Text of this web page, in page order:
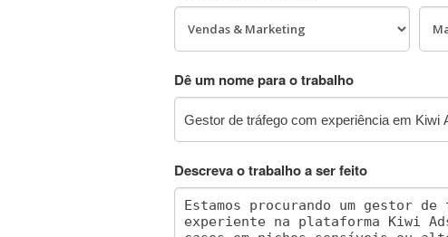
Dê um nome para o trabalho
Descreva o trabalho a ser feito